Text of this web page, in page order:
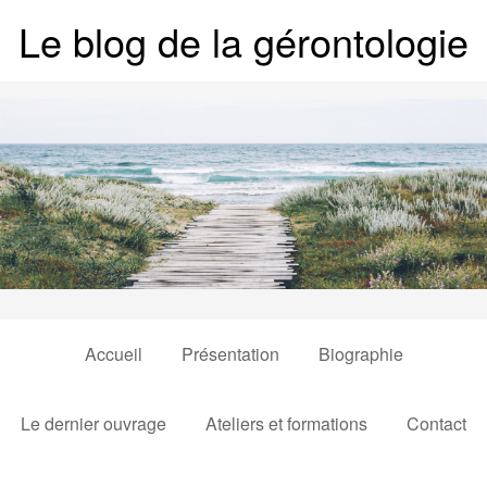
Le blog de la gérontologie
Accueil Présentation Biographie
Le dernier ouvrage Ateliers et formations Contact